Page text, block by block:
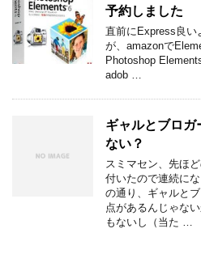
予約しました
直前にExpress良い
が、amazonで
Photoshop
adob …
ギャルとブロガ
ない？
スミマセン、先ほ
付いたので連続に
の通り、ギャルと
点があるんじゃな
もないし（当た …